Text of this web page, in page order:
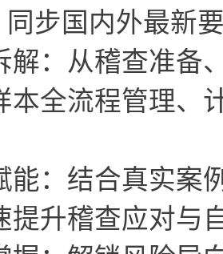
同步国内外最新
解：从稽查准备
本全流程管理、
能：结合真实案
提升稽查应对与